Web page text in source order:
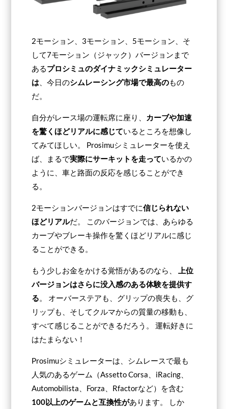
2モーション、3モーション、5モーション、そ
して7モーション（ジャック）バージョンまで
あるプロシミュのダイナミックシミュレーター
は 、今日のシムレーシング市場で最高のもの
だ。
自分がレース場の運転席に座り、 カーブや加速
を驚くほどリアルに感じているところを想像し
てみてほしい。 Prosimuシミュレーターを使え
ば、まるで実際にサーキットを走っているかの
ように、車と路面の反応を感じることができ
る。
2モーションバージョンはすでに信じられない
ほどリアルだ。 このバージョンでは、あらゆる
カーブやブレーキ操作を驚くほどリアルに感じ
ることができる。
もう少しお金をかける覚悟があるのなら、
上位
バージョンはさらに没入感のある体験を提供す
る。 オーバーステアも、グリップの喪失も、グ
リップも、そしてクルマからの質量の移動も、
すべて感じることができるだろう。 運転好きに
はたまらない！
Prosimuシミュレーターは、シムレースで最も
人気のあるゲーム（Assetto Corsa、iRacing、
Automobilista、Forza、Rfactorなど）を含む
100以上のゲームと互換性があります。 しか